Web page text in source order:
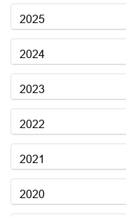
2025
2024
2023
2022
2021
2020